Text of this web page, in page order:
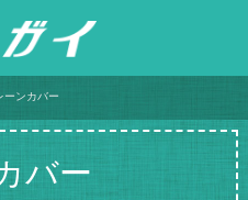
ーンカバー
バー